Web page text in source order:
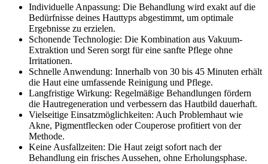
Individuelle Anpassung: Die Behandlung wird exakt auf die
Bedürfnisse deines Hauttyps abgestimmt, um optimale
Ergebnisse zu erzielen.
Schonende Technologie: Die Kombination aus Vakuum-
Extraktion und Seren sorgt für eine sanfte Pflege ohne
Irritationen.
Schnelle Anwendung: Innerhalb von 30 bis 45 Minuten erhält
die Haut eine umfassende Reinigung und Pflege.
Langfristige Wirkung: Regelmäßige Behandlungen fördern
die Hautregeneration und verbessern das Hautbild dauerhaft.
Vielseitige Einsatzmöglichkeiten: Auch Problemhaut wie
Akne, Pigmentflecken oder Couperose profitiert von der
Methode.
Keine Ausfallzeiten: Die Haut zeigt sofort nach der
Behandlung ein frisches Aussehen, ohne Erholungsphase.